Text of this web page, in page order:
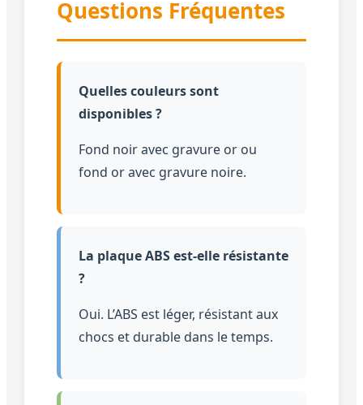
Questions Fréquentes
Quelles couleurs sont
disponibles ?
Fond noir avec gravure or ou
fond or avec gravure noire.
La plaque ABS est-elle résistante
?
Oui. L’ABS est léger, résistant aux
chocs et durable dans le temps.